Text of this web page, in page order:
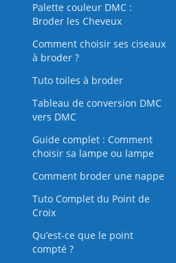
Palette couleur DMC :
Broder les Cheveux
Comment choisir ses ciseaux
à broder ?
Tuto toiles à broder
Tableau de conversion DMC
vers DMC
Guide complet : Comment
choisir sa lampe ou lampe
Comment broder une nappe
Tuto Complet du Point de
Croix
Qu’est-ce que le point
compté ?